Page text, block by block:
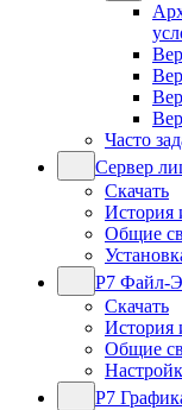
Часто
Сервер
Скачать
История
Общие
Р7 Файл-
Скачать
История
Общие
Р7